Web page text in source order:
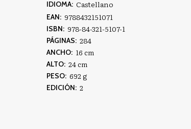
IDIOMA: Castellano
EAN: 9788432151071
ISBN: 978-84-321-5107-1
PÁGINAS: 284
ANCHO: 16 cm
ALTO: 24 cm
PESO: 692 g
EDICIÓN: 2